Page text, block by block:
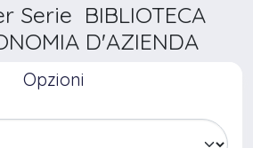
Serie BIBLIOTECA
D'AZIENDA
Opzioni